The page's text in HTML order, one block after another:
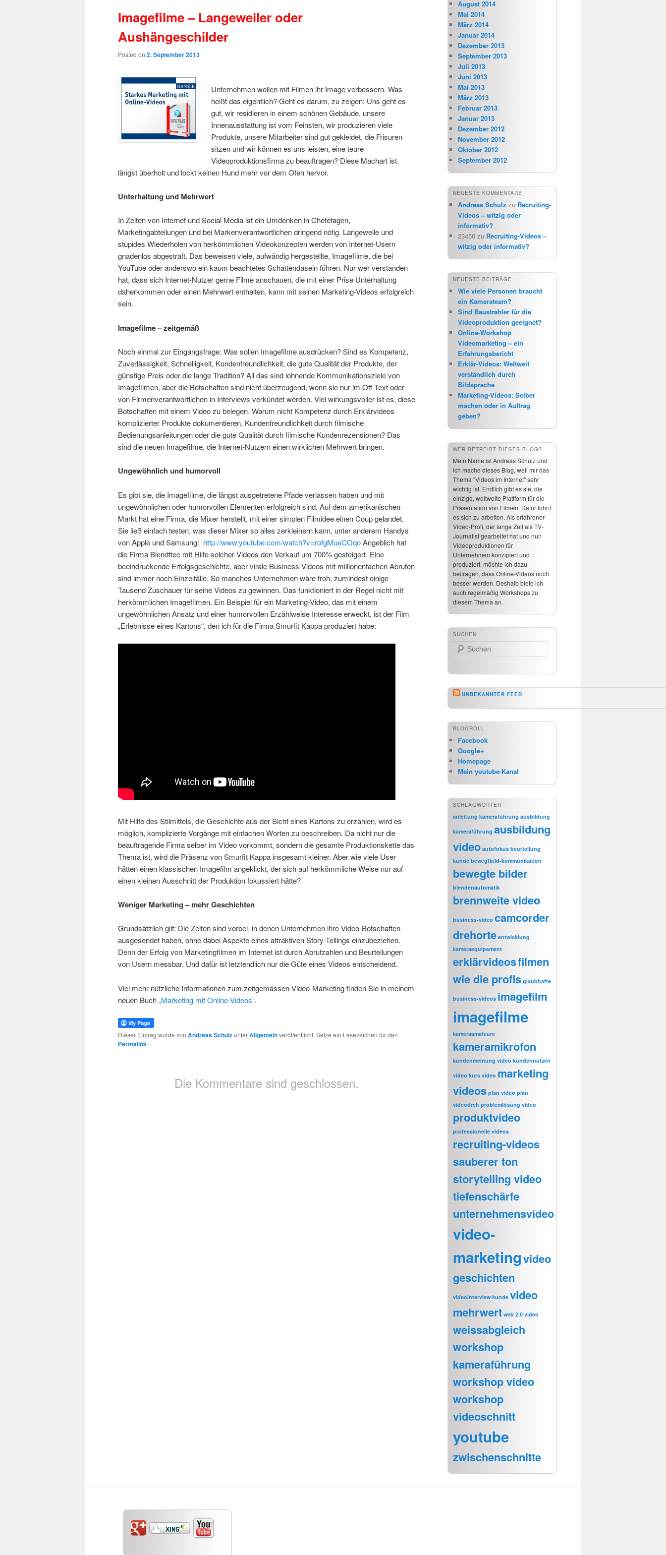
Imagefilme – Langeweiler oder
Aushängeschilder
Posted on 2. September 2013
Unternehmen wollen mit Filmen ihr Image verbessern. Was
heißt das eigentlich? Geht es darum, zu zeigen: Uns geht es
gut, wir residieren in einem schönen Gebäude, unsere
Innenausstattung ist vom Feinsten, wir produzieren viele
Produkte, unsere Mitarbeiter sind gut gekleidet, die Frisuren
sitzen und wir können es uns leisten, eine teure
Videoproduktionsfirma zu beauftragen? Diese Machart ist
längst überholt und lockt keinen Hund mehr vor dem Ofen hervor.
Unterhaltung und Mehrwert
In Zeiten von Internet und Social Media ist ein Umdenken in Chefetagen,
Marketingabteilungen und bei Markenverantwortlichen dringend nötig. Langeweile und
stupides Wiederholen von herkömmlichen Videokonzepten werden von Internet-Usern
gnadenlos abgestraft. Das beweisen viele, aufwändig hergestellte, Imagefilme, die bei
YouTube oder anderswo ein kaum beachtetes Schattendasein führen. Nur wer verstanden
hat, dass sich Internet-Nutzer gerne Filme anschauen, die mit einer Prise Unterhaltung
daherkommen oder einen Mehrwert enthalten, kann mit seinen Marketing-Videos erfolgreich
sein.
Imagefilme – zeitgemäß
Noch einmal zur Eingangsfrage: Was sollen Imagefilme ausdrücken? Sind es Kompetenz,
Zuverlässigkeit, Schnelligkeit, Kundenfreundlichkeit, die gute Qualität der Produkte, der
günstige Preis oder die lange Tradition? All das sind lohnende Kommunikationsziele von
Imagefilmen, aber die Botschaften sind nicht überzeugend, wenn sie nur im Off-Text oder
von Firmenverantwortlichen in Interviews verkündet werden. Viel wirkungsvoller ist es, diese
Botschaften mit einem Video zu belegen. Warum nicht Kompetenz durch Erklärvideos
komplizierter Produkte dokumentieren, Kundenfreundlichkeit durch filmische
Bedienungsanleitungen oder die gute Qualität durch filmische Kundenrezensionen? Das
sind die neuen Imagefilme, die Internet-Nutzern einen wirklichen Mehrwert bringen.
Ungewöhnlich und humorvoll
Es gibt sie, die Imagefilme, die längst ausgetretene Pfade verlassen haben und mit
ungewöhnlichen oder humorvollen Elementen erfolgreich sind. Auf dem amerikanischen
Markt hat eine Firma, die Mixer herstellt, mit einer simplen Filmidee einen Coup gelandet.
Sie ließ einfach testen, was dieser Mixer so alles zerkleinern kann, unter anderem Handys
von Apple und Samsung: http://www.youtube.com/watch?v=rofgMueCOqoAngeblich hat
die Firma Blendttec mit Hilfe solcher Videos den Verkauf um 700% gesteigert. Eine
beeindruckende Erfolgsgeschichte, aber virale Business-Videos mit millionenfachen Abrufen
sind immer noch Einzelfälle. So manches Unternehmen wäre froh, zumindest einige
Tausend Zuschauer für seine Videos zu gewinnen. Das funktioniert in der Regel nicht mit
herkömmlichen Imagefilmen. Ein Beispiel für ein Marketing-Video, das mit einem
ungewöhnlichen Ansatz und einer humorvollen Erzählweise Interesse erweckt, ist der Film
„Erlebnisse eines Kartons“, den ich für die Firma Smurfit Kappa produziert habe:
Mit Hilfe des Stilmittels, die Geschichte aus der Sicht eines Kartons zu erzählen, wird es
möglich, komplizierte Vorgänge mit einfachen Worten zu beschreiben. Da nicht nur die
beauftragende Firma selber im Video vorkommt, sondern die gesamte Produktionskette das
Thema ist, wird die Präsenz von Smurfit Kappa insgesamt kleiner. Aber wie viele User
hätten einen klassischen Imagefilm angeklickt, der sich auf herkömmliche Weise nur auf
einen kleinen Ausschnitt der Produktion fokussiert hätte?
Weniger Marketing – mehr Geschichten
Grundsätzlich gilt: Die Zeiten sind vorbei, in denen Unternehmen ihre Video-Botschaften
ausgesendet haben, ohne dabei Aspekte eines attraktiven Story-Tellings einzubeziehen.
Denn der Erfolg von Marketingfilmen im Internet ist durch Abrufzahlen und Beurteilungen
von Usern messbar. Und dafür ist letztendlich nur die Güte eines Videos entscheidend.
Viel mehr nützliche Informationen zum zeitgemässen Video-Marketing finden Sie in meinem
neuen Buch„Marketing mit Online-Videos“.
Dieser Eintrag wurde von Andreas SchulzunterAllgemeinveröffentlicht. Setze ein Lesezeichen für den
Permalink.
Die Kommentare sind geschlossen.
August 2014
Mai 2014
März 2014
Januar 2014
Dezember 2013
September 2013
Juli 2013
Juni 2013
Mai 2013
März 2013
Februar 2013
Januar 2013
Dezember 2012
November 2012
Oktober 2012
September 2012
NEUESTE KOMMENTARE
Andreas Schulz zu Recruiting-
Videos – witzig oder
informativ?
23456 zu Recruiting-Videos –
witzig oder informativ?
NEUESTE BEITRÄGE
Wie viele Personen braucht
ein Kamerateam?
Sind Baustrahler für die
Videoproduktion geeignet?
Online-Workshop
Videomarketing – ein
Erfahrungsbericht
Erklär-Videos: Weltweit
verständlich durch
Bildsprache
Marketing-Videos: Selber
machen oder in Auftrag
geben?
WER BETREIBT DIESES BLOG?
Mein Name ist Andreas Schulz und
ich mache dieses Blog, weil mir das
Thema "Videos im Internet" sehr
wichtig ist. Endlich gibt es sie, die
einzige, weltweite Plattform für die
Präsentation von Filmen. Dafür lohnt
es sich zu arbeiten. Als erfahrener
Video-Profi, der lange Zeit als TV-
Journalist gearbeitet hat und nun
Videoproduktionen für
Unternehmen konzipiert und
produziert, möchte ich dazu
beitragen, dass Online-Videos noch
besser werden. Deshalb biete ich
auch regelmäßig Workshops zu
diesem Thema an.
SUCHEN
Suchen
UNBEKANNTER FEED
BLOGROLL
Facebook
Google+
Homepage
Mein youtube-Kanal
SCHLAGWÖRTER
anleitung kameraführung ausbildung
kameraführung ausbildung
video autofokus beurteilung
kunde bewegtbild-kommunikation
bewegte bilder
blendenautomatik
brennweite video
business-video camcorder
drehorte entwicklung
kameraequipement
erklärvideosfilmen
wie die profis glaubhafte
business-videos imagefilm
imagefilme
kameraamateure
kameramikrofon
kundenmeinung video kundennutzen
video kurs video marketing
videos plan video plan
videodreh problemlösung video
produktvideo
professionelle videos
recruiting-videos
sauberer ton
storytelling video
tiefenschärfe
unternehmensvideo
video-
marketingvideo
geschichten
videointerview kunde video
mehrwert web 2.0 video
weissabgleich
workshop
kameraführung
workshop video
workshop
videoschnitt
youtube
zwischenschnitte